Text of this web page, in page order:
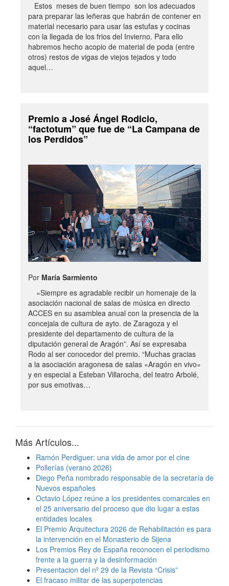
Estos meses de buen tiempo son los adecuados
para preparar las leñeras que habrán de contener en
material necesario para usar las estufas y cocinas
con la llegada de los frios del Invierno. Para ello
habremos hecho acopio de material de poda (entre
otros) restos de vigas de viejos tejados y todo
aquel…
Premio a José Ángel Rodicio,
“factotum” que fue de “La Campana de
los Perdidos”
Por María Sarmiento
«Siempre es agradable recibir un homenaje de la
asociación nacional de salas de música en directo
ACCES en su asamblea anual con la presencia de la
concejala de cultura de ayto. de Zaragoza y el
presidente del departamento de cultura de la
diputación general de Aragón”. Así se expresaba
Rodo al ser conocedor del premio. “Muchas gracias
a la asociación aragonesa de salas «Aragón en vivo»
y en especial a Esteban Villarocha, del teatro Arbolé,
por sus emotivas…
Más Artículos...
Ramón Perdiguer: una vida de amor por el cine
Pollerías (verano 2026)
Diego Peña nombrado responsable de la secretaría de
Nuevos españoles
Octavio López reúne a los presidentes comarcales en
el 25 aniversario del proceso que dio lugar a estas
entidades locales
El Premio Arquitectura 2026 de Rehabilitación es para
la intervención en el Monasterio de Sijena
Los Premios Rey de España reconocen el periodismo
frente a la guerra y la desinformación
Presentacion del nº 29 de la Revista “Crisis”
El fracaso militar de las superpotencias